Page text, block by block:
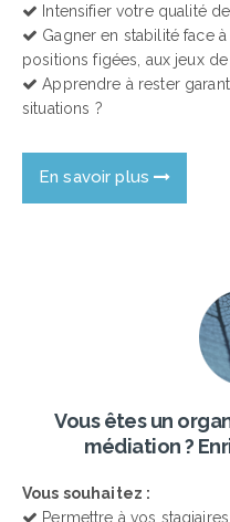
Intensifier votre qualité
Gagner en stabilité face
positions figées, aux jeux
Apprendre à rester
situations ?
En savoir plus
Vous êtes un
médiation ?
Vous souhaitez :
Permettre à vos